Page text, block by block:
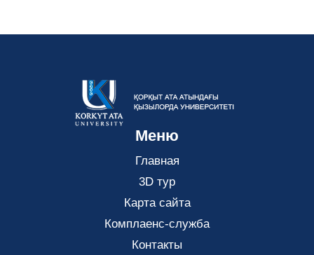
Меню
Главная
3D тур
Карта сайта
Комплаенс-служба
Контакты